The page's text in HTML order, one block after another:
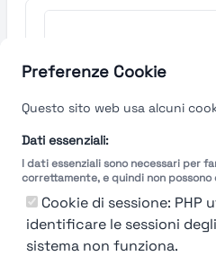
Preferenze Cookie
Questo sito web usa alcuni
Dati essenziali:
I dati essenziali sono necessari per
correttamente, e quindi non
Cookie di sessione: PHP
identificare le sessioni
sistema non funziona.